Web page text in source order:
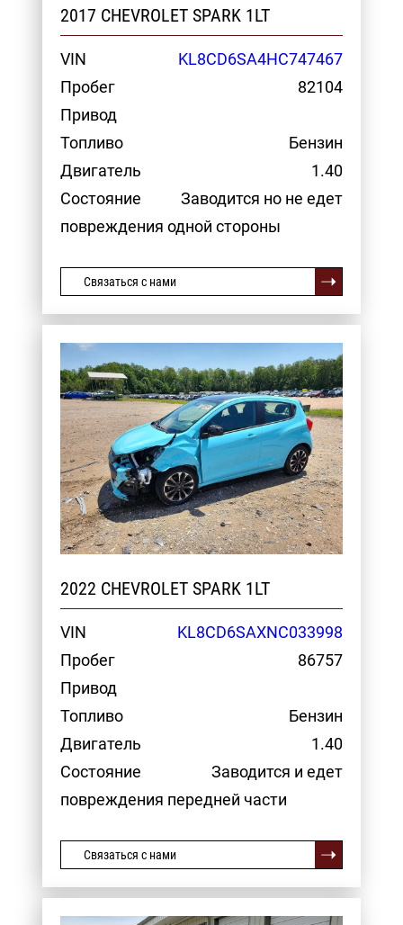
2017 CHEVROLET SPARK 1LT
VIN
KL8CD6SA4HC747467
Пробег
82104
Привод
Топливо
Бензин
Двигатель
1.40
Состояние
Заводится но не едет
повреждения одной стороны
Связаться с нами
2022 CHEVROLET SPARK 1LT
VIN
KL8CD6SAXNC033998
Пробег
86757
Привод
Топливо
Бензин
Двигатель
1.40
Состояние
Заводится и едет
повреждения передней части
Связаться с нами